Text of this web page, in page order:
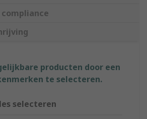
producten door een
te selecteren.
selecteren